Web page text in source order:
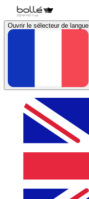
Ouvrir le sélecteur de langue